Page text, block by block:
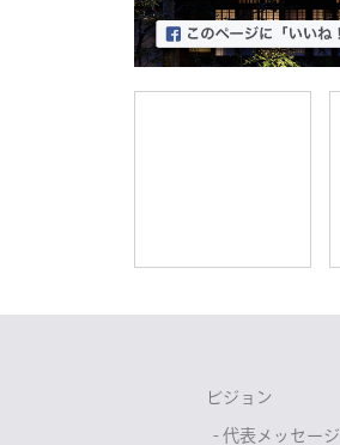
ビジョン
- 代表メッセージ